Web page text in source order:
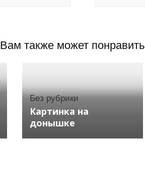
Вам также может
Без рубрики
Картинка на
донышке